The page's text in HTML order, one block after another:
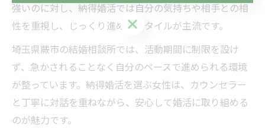
強いのに対し、納得婚活では自分の気持ちや相手との相
性を重視し、じっくり進めるスタイルが主流です。
埼玉県蕨市の結婚相談所では、活動期間に制限を設け
ず、急かされることなく自分のペースで進められる環境
が整っています。納得婚活を選ぶ女性は、カウンセラー
と丁寧に対話を重ねながら、安心して婚活に取り組める
のが魅力です。
お問い合わせはこちら